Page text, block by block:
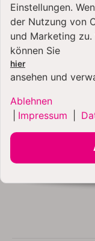
Kitty
Einstellungen.
der Nutzung von
und Marketing
können Sie
hier
ansehen und
Ablehnen
Impressum